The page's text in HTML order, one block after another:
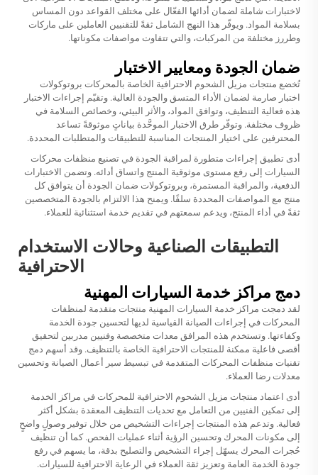
لاختبارات شاملة لضمان أدائها الفعّال على مختلف القواعد دون المساس
بسلامة المواد. ويوفّر هذا النهج الشامل ثقةً للتقنيين العاملين على ماركات
وطررز مختلفة من المركبات، والتي تتفاوت مواصفات مكوناتها.
ضمان الجودة ومعايير الاختبار
تُخضع منتجات مزيل الشحوم الاحترافية الخاصة بالمحركات بروتوكولات
اختبار صارمة لضمان الأداء المتسق والجودة العالية. وتقيّم إجراءات الاختبار
هذه فعالية التنظيف، وتوافق المواد، والأثر البيئي، وخصائص السلامة في
ظروف مختلفة. وتوفّر طرق الاختبار الموحَّدة بياناتٍ موثوقةً تساعد
المحترفين على اختيار المنتجات المناسبة للتطبيقات والمتطلبات المحددة.
أدى تطبيق إجراءات متطورة لمراقبة الجودة في تصنيع منظفات محركات
السيارات إلى رفع مستوى موثوقية المنتج واتساق أدائه. وتضمن الاختبارات
الدفعية، والمراقبة المستمرة، وبروتوكولات ضمان الجودة أن يتوافق كل
منتج مع المواصفات المحددة سلفًا. ويمنح هذا الالتزام بالجودة المتخصصين
ثقةً في أداء المنتج، ويدعم سمعتهم في تقديم خدمة استثنائية للعملاء.
التطبيقات الصناعية وحالات الاستخدام
الاحترافية
دمج مراكز خدمة السيارات المهنية
لقد دمجت مراكز خدمة السيارات المهنية منتجات متقدمة لمنظفات
المحركات في إجراءات الصيانة القياسية لديها لتحسين جودة الخدمة
وكفاءتها. وتستخدم هذه المرافق معدات متخصصة وفنيين مدربين لتحقيق
أقصى فاعلية ممكنة للمنتجات الاحترافية الخاصة بالتنظيف. وقد أسهم دمج
تقنيات منظفات المحركات المتقدمة في تبسيط سير أعمال الصيانة وتحسين
معدلات رضا العملاء.
أدى اعتماد منتجات مزيل الشحوم الاحترافية للمحركات في مراكز الخدمة
إلى تمكين الفنيين من التعامل مع تحديات التنظيف المعقدة بشكل أكثر
فعالية. وتدعم هذه المنتجات إجراءات التشخيص من خلال توفير وصولٍ واضحٍ
إلى مكونات المحرك وتحسين الرؤية أثناء عمليات الفحص. كما أن تنظيف
حُجرات المحرك يسهّل إجراء التشخيص والتصليح بدقة، ما يسهم في رفع
جودة الخدمة العامة وتعزيز ثقة العملاء في الرعاية الاحترافية للسيارات.